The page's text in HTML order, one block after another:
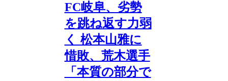
FC岐阜、劣勢
を跳ね返す力弱
く 松本山雅に
惜敗、荒木選手
「本質の部分で